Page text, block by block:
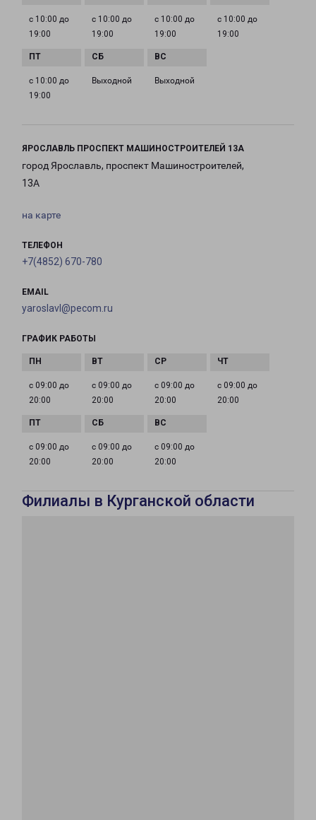
с 10:00 до
19:00
с 10:00 до
19:00
с 10:00 до
19:00
с 10:00 до
19:00
с 10:00 до
19:00
Выходной Выходной
ЯРОСЛАВЛЬ ПРОСПЕКТ МАШИНОСТРОИТЕЛЕЙ 13А
город Ярославль, проспект Машиностроителей,
13А
на карте
ТЕЛЕФОН
+7(4852) 670-780
EMAIL
yaroslavl@pecom.ru
ГРАФИК РАБОТЫ
с 09:00 до
20:00
с 09:00 до
20:00
с 09:00 до
20:00
с 09:00 до
20:00
с 09:00 до
20:00
с 09:00 до
20:00
с 09:00 до
20:00
Филиалы в Курганской области